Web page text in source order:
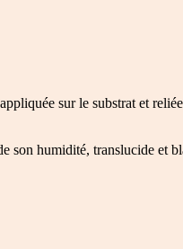
sur le substrat et
son humidité, translucide et